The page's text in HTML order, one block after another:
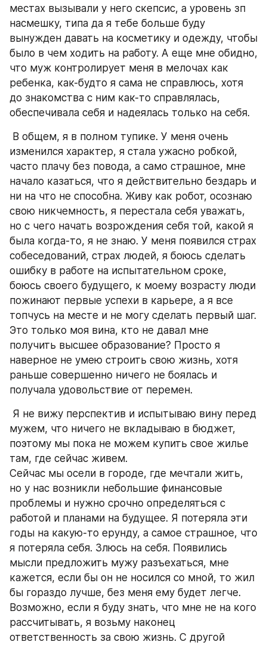
местах вызывали у него скепсис, а уровень зп
насмешку, типа да я тебе больше буду
вынужден давать на косметику и одежду, чтобы
было в чем ходить на работу. А еще мне обидно,
что муж контролирует меня в мелочах как
ребенка, как-будто я сама не справлюсь, хотя
до знакомства с ним как-то справлялась,
обеспечивала себя и надеялась только на себя.
изменился характер, я стала ужасно робкой,
часто плачу без повода, а само страшное, мне
начало казаться, что я действительно бездарь и
ни на что не способна. Живу как робот, осознаю
свою никчемность, я перестала себя уважать,
но с чего начать возрождения себя той, какой я
была когда-то, я не знаю. У меня появился страх
собеседований, страх людей, я боюсь сделать
ошибку в работе на испытательном сроке,
боюсь своего будущего, к моему возрасту люди
пожинают первые успехи в карьере, а я все
топчусь на месте и не могу сделать первый шаг.
Это только моя вина, кто не давал мне
получить высшее образование? Просто я
наверное не умею строить свою жизнь, хотя
раньше совершенно ничего не боялась и
получала удовольствие от перемен.
мужем, что ничего не вкладываю в бюджет,
поэтому мы пока не можем купить свое жилье
там, где сейчас живем.
Сейчас мы осели в городе, где мечтали жить,
но у нас возникли небольшие финансовые
проблемы и нужно срочно определяться с
работой и планами на будущее. Я потеряла эти
годы на какую-то ерунду, а самое страшное, что
я потеряла себя. Злюсь на себя. Появились
мысли предложить мужу разъехаться, мне
кажется, если бы он не носился со мной, то жил
бы гораздо лучше, без меня ему будет легче.
Возможно, если я буду знать, что мне не на кого
рассчитывать, я возьму наконец
ответственность за свою жизнь. С другой